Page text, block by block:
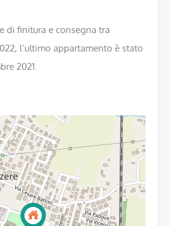
di finitura e consegna tra
l’ultimo appartamento è stato
2021.